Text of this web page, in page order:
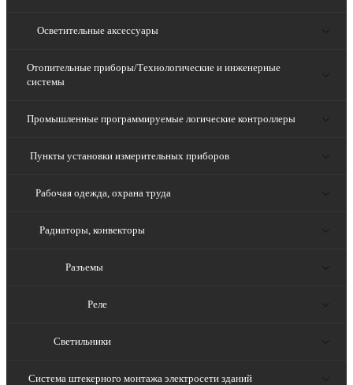
Осветительные аксессуары
Отопительные приборы/Технологические и инженерные
системы
Промышленные программируемые логические контроллеры
Пункты установки измерительных приборов
Рабочая одежда, охрана труда
Радиаторы, конвекторы
Разъемы
Реле
Светильники
Система штекерного монтажа электросети зданий